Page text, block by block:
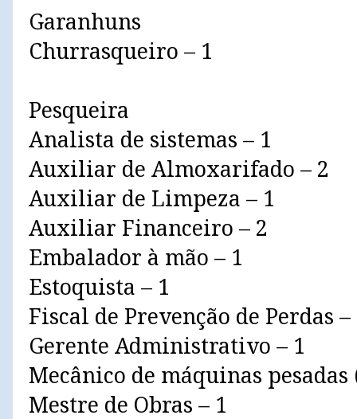
Garanhuns
Churrasqueiro – 1
Pesqueira
Analista de sistemas – 1
Auxiliar de Almoxarifado – 2
Auxiliar de Limpeza – 1
Auxiliar Financeiro – 2
Embalador à mão – 1
Estoquista – 1
Fiscal de Prevenção de Perdas –
Gerente Administrativo – 1
Mecânico de máquinas
Mestre de Obras – 1